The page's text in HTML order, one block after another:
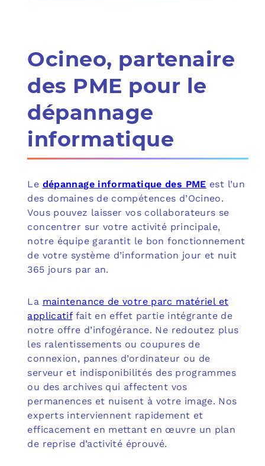
Ocineo, partenaire
des PME pour le
dépannage
informatique
Le dépannage informatique des PME est l’un
des domaines de compétences d’Ocineo.
Vous pouvez laisser vos collaborateurs se
concentrer sur votre activité principale,
notre équipe garantit le bon fonctionnement
de votre système d’information jour et nuit
365 jours par an.
La maintenance de votre parc matériel et
applicatiffait en effet partie intégrante de
notre offre d’infogérance. Ne redoutez plus
les ralentissements ou coupures de
connexion, pannes d’ordinateur ou de
serveur et indisponibilités des programmes
ou des archives qui affectent vos
permanences et nuisent à votre image. Nos
experts interviennent rapidement et
efficacement en mettant en œuvre un plan
de reprise d’activité éprouvé.